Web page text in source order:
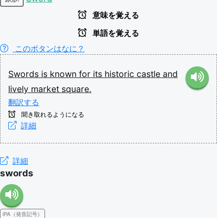
意味を覚える
単語を覚える
このボタンはなに？
Swords is known for its historic castle and
lively market square.
翻訳する
聞き取れるようになる
詳細
詳細
swords
IPA（発音記号）